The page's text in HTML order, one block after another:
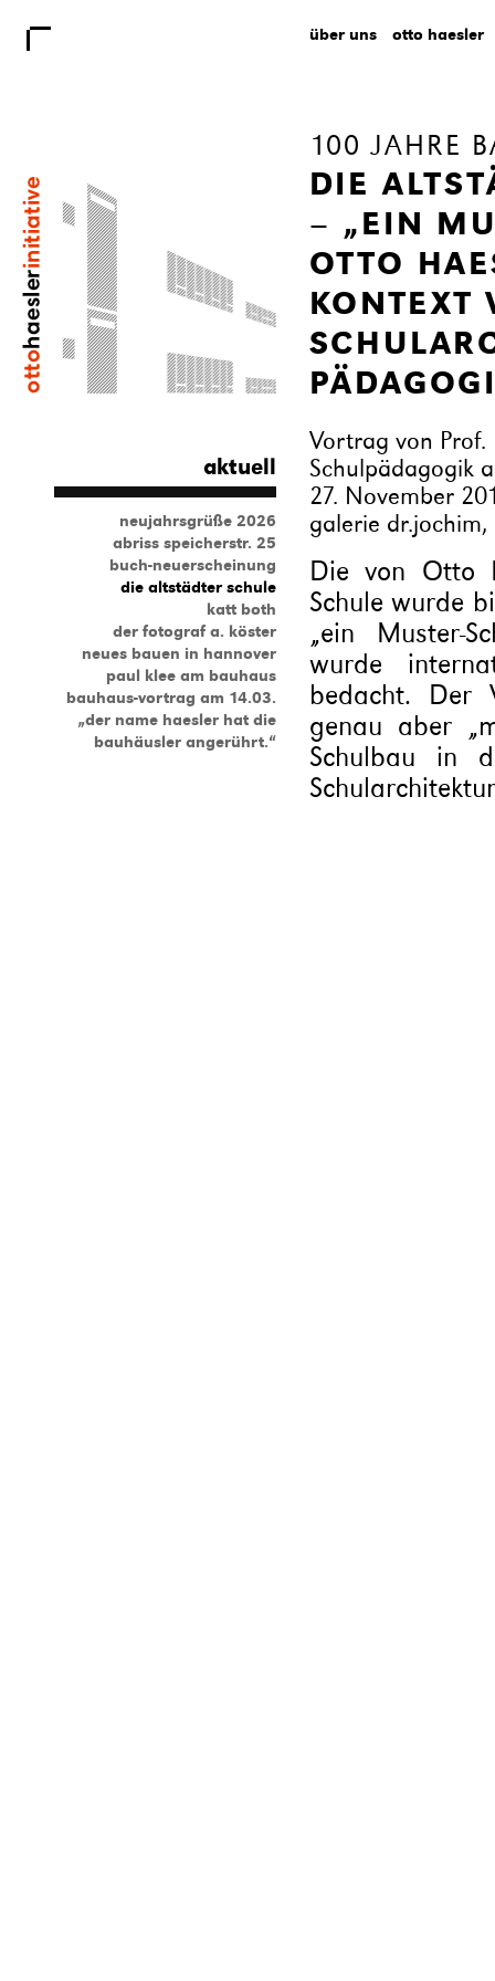
aktuell
neujahrsgrüße 2026
abriss speicherstr. 25
buch-neuerscheinung
die altstädter schule
katt both
der fotograf a. köster
neues bauen in hannover
paul klee am bauhaus
bauhaus-vortrag am 14.03.
„der name haesler hat die
bauhäusler angerührt.“
über uns otto haesler
100 JAHRE
DIE
– „EIN
OTTO
KONTEXT
Vortrag von Prof.
Schulpädagogik
27. November
galerie
Die von Otto
Schule wurde
„ein Muster-
wurde
bedacht. Der
genau aber
Schulbau in